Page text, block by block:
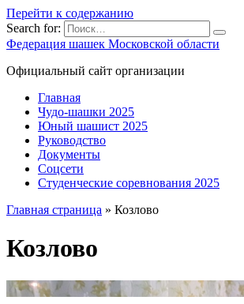
Перейти к содержанию
Search for:
Федерация шашек Московской области
Официальный сайт организации
Главная
Чудо-шашки 2025
Юный шашист 2025
Руководство
Документы
Соцсети
Студенческие соревнования 2025
Главная страница » Козлово
Козлово